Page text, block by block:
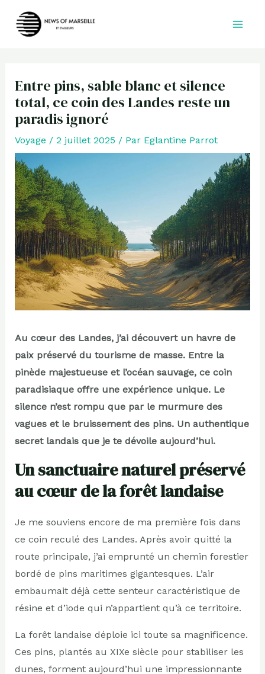
Entre pins, sable blanc et silence
total, ce coin des Landes reste un
paradis ignoré
Voyage / 2 juillet 2025 / Par Eglantine Parrot
Au cœur des Landes, j’ai découvert un havre de
paix préservé du tourisme de masse. Entre la
pinède majestueuse et l’océan sauvage, ce coin
paradisiaque offre une expérience unique. Le
silence n’est rompu que par le murmure des
vagues et le bruissement des pins. Un authentique
secret landais que je te dévoile aujourd’hui.
Un sanctuaire naturel préservé
au cœur de la forêt landaise
Je me souviens encore de ma première fois dans
ce coin reculé des Landes. Après avoir quitté la
route principale, j’ai emprunté un chemin forestier
bordé de pins maritimes gigantesques. L’air
embaumait déjà cette senteur caractéristique de
résine et d’iode qui n’appartient qu’à ce territoire.
La forêt landaise déploie ici toute sa magnificence.
Ces pins, plantés au XIXe siècle pour stabiliser les
dunes, forment aujourd’hui une impressionnante